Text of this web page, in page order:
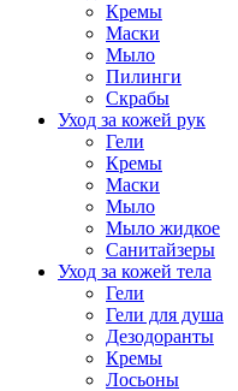
Кремы
Маски
Мыло
Пилинги
Скрабы
Уход за кожей рук
Гели
Кремы
Маски
Мыло
Мыло жидкое
Санитайзеры
Уход за кожей тела
Гели
Гели для душа
Дезодоранты
Кремы
Лосьоны